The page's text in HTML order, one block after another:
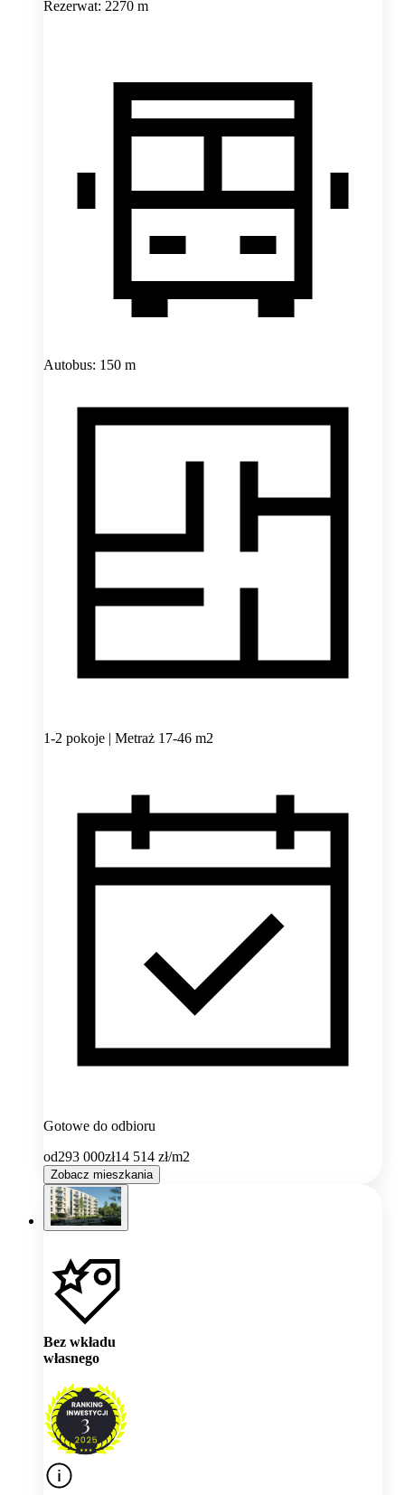
Rezerwat: 2270 m
Autobus: 150 m
1-2 pokoje | Metraż 17-46 m2
Gotowe do odbioru
od293 000zł14 514 zł/m2
Zobacz mieszkania
Bez wkładu
własnego